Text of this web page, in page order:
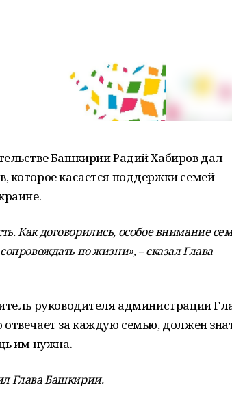
Башкирии Радий Хабиров дал
которое касается поддержки семей
Как договорились, особое внимание
по жизни», – сказал Глава
руководителя администрации
за каждую семью, должен
им нужна.
Глава Башкирии.